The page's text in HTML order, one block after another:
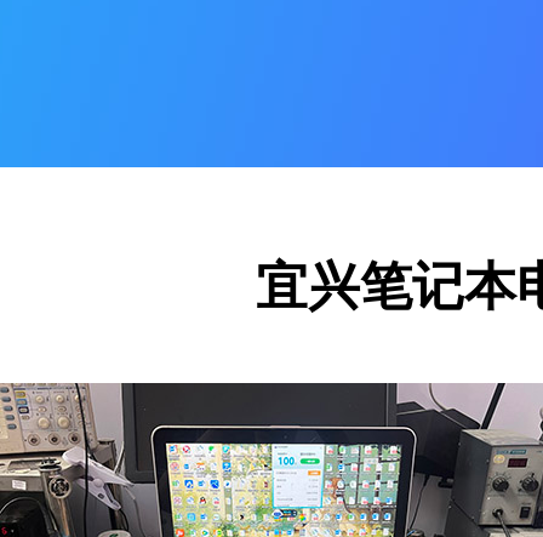
宜兴笔记本